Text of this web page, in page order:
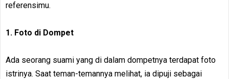
referensimu.
1. Foto di Dompet
Ada seorang suami yang di dalam dompetnya terdapat foto
istrinya. Saat teman-temannya melihat, ia dipuji sebagai